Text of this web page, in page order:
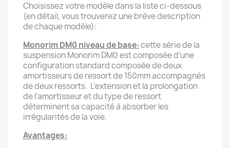
Choisissez votre modèle dans la liste ci-dessous
(en détail, vous trouverez une brève description
de chaque modèle):
Monorim DM0 niveau de base:cette série de la
suspension Monorim DM0 est composée d’une
configuration standard composée de deux
amortisseurs de ressort de 150mm accompagnés
de deux ressorts. L’extension et la prolongation
de l’amortisseur et du type de ressort
déterminent sa capacité à absorber les
irrégularités de la voie.
Avantages: